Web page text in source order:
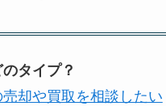
タイプ？
却や買取を相談したい